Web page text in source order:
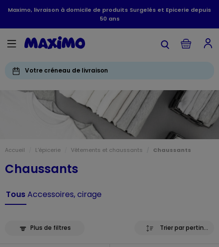
Maximo, livraison à domicile de produits Surgelés et Epicerie depuis
50 ans
Votre créneau de livraison
Accueil L'épicerie Vêtements et chaussants Chaussants
Chaussants
TousAccessoires, cirage
Plus de filtres Trier par pertinence